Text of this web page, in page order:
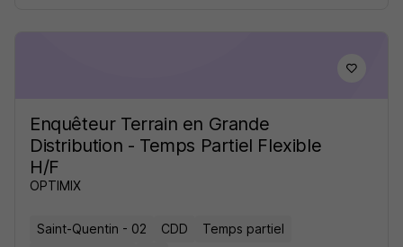
Enquêteur Terrain en Grande
Distribution - Temps Partiel Flexible
H/F
OPTIMIX
Saint-Quentin - 02 CDD
Temps partiel